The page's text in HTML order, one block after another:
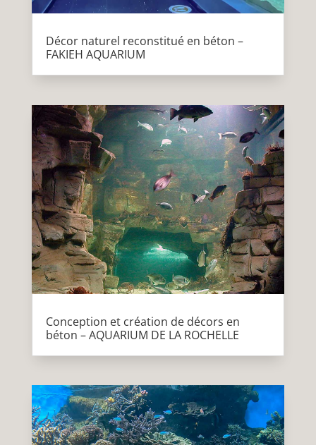
Décor naturel reconstitué en béton –
FAKIEH AQUARIUM
Conception et création de décors en
béton – AQUARIUM DE LA ROCHELLE